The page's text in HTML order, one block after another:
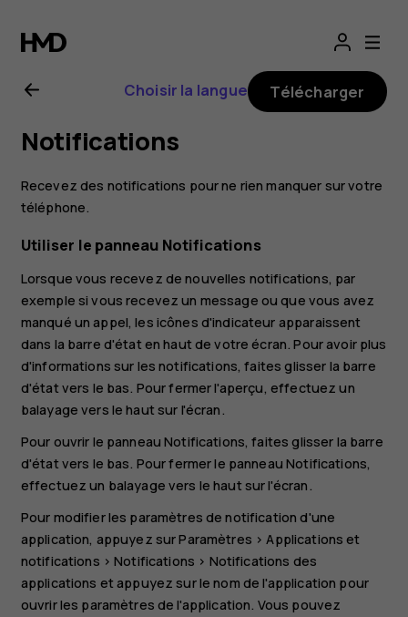
Guide
de
l'utilisateur
Nokia
7
Plus
Choisir la langue Télécharger
Notifications
Recevez des notifications pour ne rien manquer sur votre
téléphone.
Utiliser le panneau Notifications
Lorsque vous recevez de nouvelles notifications, par
exemple si vous recevez un message ou que vous avez
manqué un appel, les icônes d'indicateur apparaissent
dans la barre d'état en haut de votre écran. Pour avoir plus
d'informations sur les notifications, faites glisser la barre
d'état vers le bas. Pour fermer l'aperçu, effectuez un
balayage vers le haut sur l'écran.
Pour ouvrir le panneau Notifications, faites glisser la barre
d'état vers le bas. Pour fermer le panneau Notifications,
effectuez un balayage vers le haut sur l'écran.
Pour modifier les paramètres de notification d'une
application, appuyez surParamètres >Applications et
notifications >Notifications > Notifications des
applications et appuyez sur le nom de l'application pour
ouvrir les paramètres de l'application. Vous pouvez